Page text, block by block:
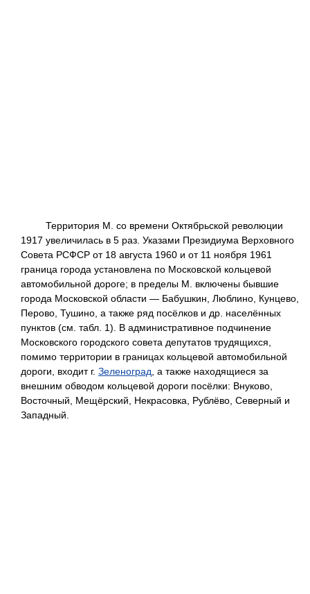
Территория М. со времени Октябрьской революции
1917 увеличилась в 5 раз. Указами Президиума Верховного
Совета РСФСР от 18 августа 1960 и от 11 ноября 1961
граница города установлена по Московской кольцевой
автомобильной дороге; в пределы М. включены бывшие
города Московской области — Бабушкин, Люблино, Кунцево,
Перово, Тушино, а также ряд посёлков и др. населённых
пунктов (см. табл. 1). В административное подчинение
Московского городского совета депутатов трудящихся,
помимо территории в границах кольцевой автомобильной
дороги, входит г. Зеленоград , а также находящиеся за
внешним обводом кольцевой дороги посёлки: Внуково,
Восточный, Мещёрский, Некрасовка, Рублёво, Северный и
Западный.